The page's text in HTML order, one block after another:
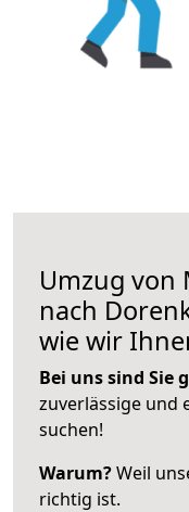
Umzug von
nach
wie wir
Bei uns sind Sie
zuverlässige und
suchen!
Warum?Weil
richtig ist.